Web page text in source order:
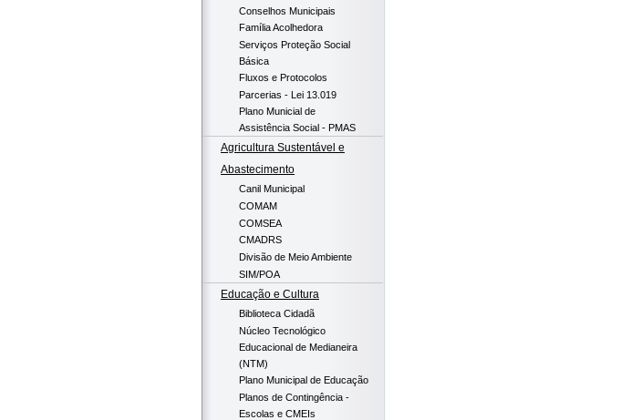
Conselhos Municipais
Família Acolhedora
Serviços Proteção Social
Básica
Fluxos e Protocolos
Parcerias - Lei 13.019
Plano Municial de
Assistência Social - PMAS
Agricultura Sustentável e
Abastecimento
Canil Municipal
COMAM
COMSEA
CMADRS
Divisão de Meio Ambiente
SIM/POA
Educação e Cultura
Biblioteca Cidadã
Núcleo Tecnológico
Educacional de Medianeira
(NTM)
Plano Municipal de Educação
Planos de Contingência -
Escolas e CMEIs